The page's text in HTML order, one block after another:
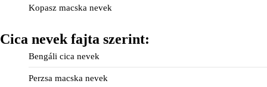
Kopasz macska nevek
Cica nevek fajta szerint:
Bengáli cica nevek
Perzsa macska nevek